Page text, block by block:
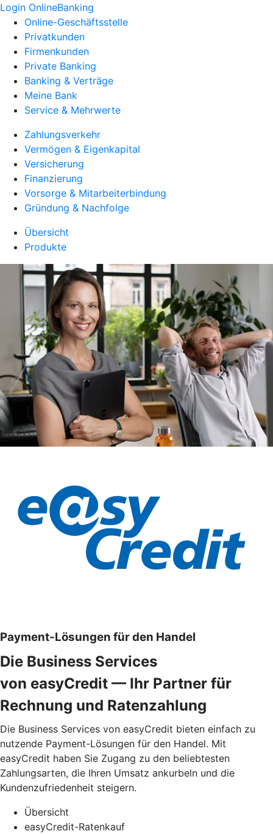
Login OnlineBanking
Online-Geschäftsstelle
Privatkunden
Firmenkunden
Private Banking
Banking & Verträge
Meine Bank
Service & Mehrwerte
Zahlungsverkehr
Vermögen & Eigenkapital
Versicherung
Finanzierung
Vorsorge & Mitarbeiterbindung
Gründung & Nachfolge
Übersicht
Produkte
Payment-Lösungen für den Handel
Die Business Services
von easyCredit — Ihr Partner für
Rechnung und Ratenzahlung
Die Business Services von easyCredit bieten einfach zu
nutzende Payment-Lösungen für den Handel. Mit
easyCredit haben Sie Zugang zu den beliebtesten
Zahlungsarten, die Ihren Umsatz ankurbeln und die
Kundenzufriedenheit steigern.
Übersicht
easyCredit-Ratenkauf